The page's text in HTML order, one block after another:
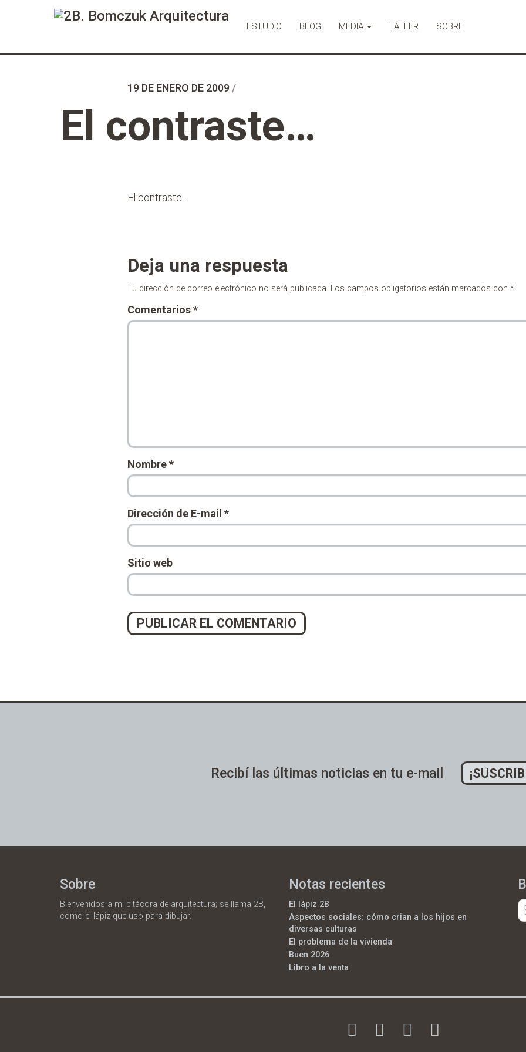
ESTUDIO BLOG MEDIA TALLER SOBRE
19 DE ENERO DE 2009/
El contraste…
El contraste…
Deja una respuesta
Tu dirección de correo electrónico no será publicada. Los campos obligatorios están marcados con *
Comentarios*
Nombre*
Dirección de E-mail *
Sitio web
Recibí las últimas noticias en tu e-mail
Sobre
Bienvenidos a mi bitácora de arquitectura; se llama 2B,
como el lápiz que uso para dibujar.
Notas recientes
El lápiz 2B
Aspectos sociales: cómo crian a los hijos en
diversas culturas
El problema de la vivienda
Buen 2026
Libro a la venta